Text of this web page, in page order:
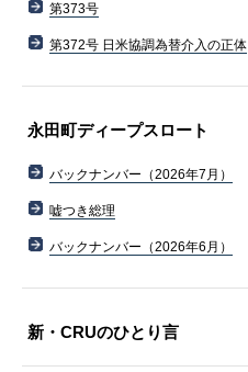
第373号
第372号 日米協調為替介入の正体
永田町ディープスロート
バックナンバー（2026年7月）
嘘つき総理
バックナンバー（2026年6月）
新・CRUのひとり言